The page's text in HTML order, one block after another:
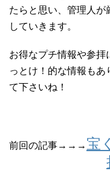
たらと思い、管理人が
していきます。
お得なプチ情報や参
っとけ！的な情報も
て下さいね！
前回の記事→→→ 宝